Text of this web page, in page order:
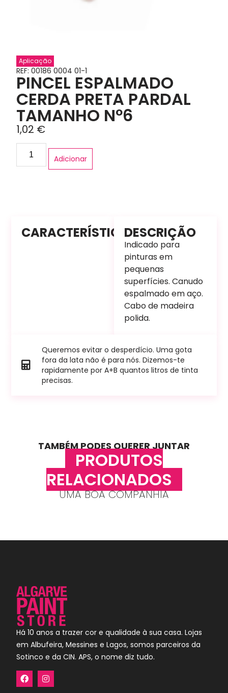
Aplicação
REF: 00186 0004 01-1
PINCEL ESPALMADO
CERDA PRETA PARDAL
TAMANHO Nº6
1,02 €
Adicionar
CARACTERÍSTICASDESCRIÇÃO
Indicado para
pinturas em
pequenas
superfícies. Canudo
espalmado em aço.
Cabo de madeira
polida.
Queremos evitar o desperdício. Uma gota
fora da lata não é para nós. Dizemos-te
rapidamente por A+B quantos litros de tinta
precisas.
TAMBÉM PODES QUERER JUNTAR
PRODUTOS
RELACIONADOS
UMA BOA COMPANHIA
Há 10 anos a trazer cor e qualidade à sua casa. Lojas
em Albufeira, Messines e Lagos, somos parceiros da
Sotinco e da CIN. APS, o nome diz tudo.